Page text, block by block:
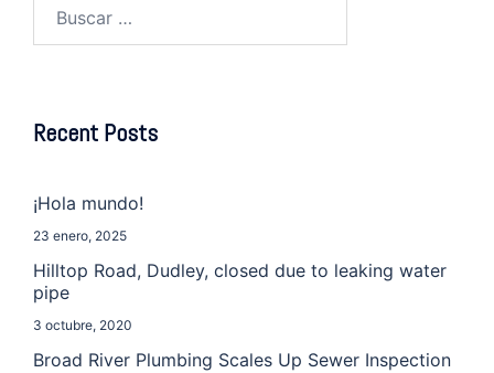
Recent Posts
¡Hola mundo!
23 enero, 2025
Hilltop Road, Dudley, closed due to leaking water
pipe
3 octubre, 2020
Broad River Plumbing Scales Up Sewer Inspection